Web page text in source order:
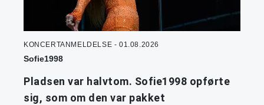
KONCERTANMELDELSE - 01.08.2026
Sofie1998
Pladsen var halvtom. Sofie1998 opførte
sig, som om den var pakket